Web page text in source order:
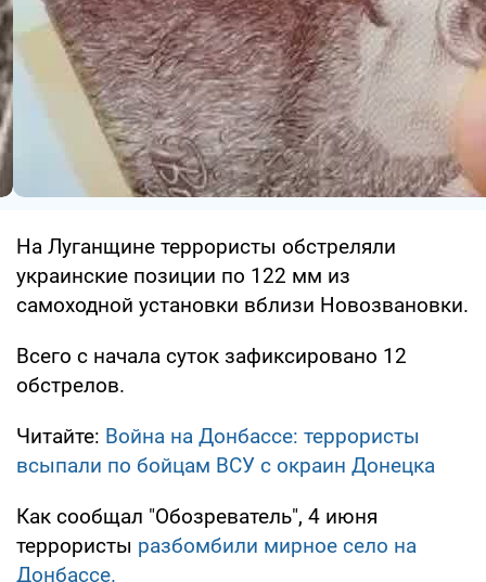
На Луганщине террористы обстреляли
украинские позиции по 122 мм из
самоходной установки вблизи Новозвановки.
Всего с начала суток зафиксировано 12
обстрелов.
Читайте: Война на Донбассе: террористы
всыпали по бойцам ВСУ с окраин Донецка
Как сообщал "Обозреватель", 4 июня
террористы разбомбили мирное село на
Донбассе.